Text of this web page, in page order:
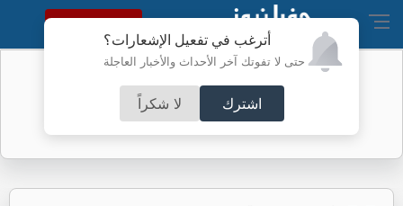
أترغب في تفعيل الإشعارات؟
حتى لا تفوتك آخر الأحداث والأخبار العاجلة
اشترك لا شكراً
النسخة الكاملة